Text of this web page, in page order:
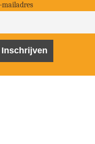
mailadres